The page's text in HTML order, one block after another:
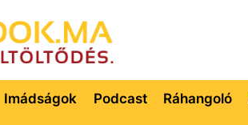
Imádságok Podcast Ráhangoló